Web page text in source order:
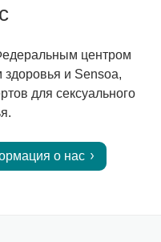
центром
и Sensoa,
для сексуального
о нас